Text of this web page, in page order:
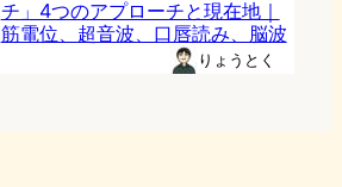
チ」4つのアプローチと現在地｜
筋電位、超音波、口唇読み、脳波
りょうとく